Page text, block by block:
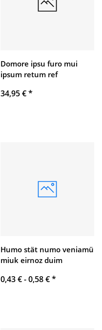
Domore ipsu furo mui
ipsum retum ref
34,95 €*
Humo stät numo veniamü
miuk eirnoz duim
0,43 € -0,58 €*